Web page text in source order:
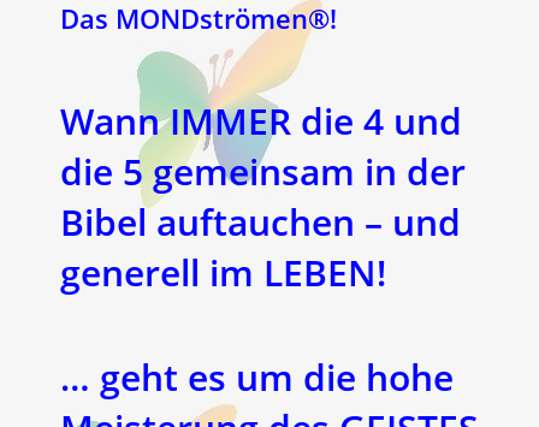
Das MONDströmen®!
Wann IMMER die 4 und
die 5 gemeinsam in der
Bibel auftauchen – und
generell im LEBEN!
… geht es um die hohe